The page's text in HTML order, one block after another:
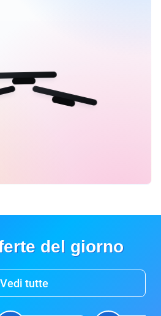
del giorno
Vedi tutte